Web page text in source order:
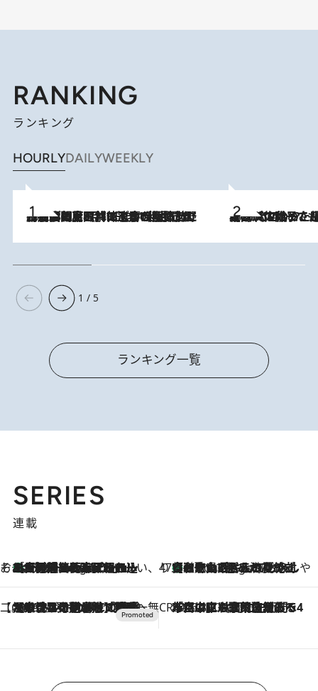
RANKING
ランキング
HOURLYDAILYWEEKLY
2026.8.8
「最後に見られてよかった」上野動物園の東園パンダ舎が解体前に特別公開。8月16日まで延長されたパネル展と共に辿る“半世紀”のパンダ飼育《解体工事の図面あり》 2026.8.5
【阿川佐和子さんの年とる力】なぜ70代で始めた趣味は“こんなに楽しい”のか？ ピアノ、俳句…スランプに陥っても続けられる“ある秘訣”とは
1 / 5
ランキング一覧
SERIES
連載
そおだよおこの関西おいしい、おやつ紀行9 Hours Ago
［大阪府箕面市］一皿一皿目の前で仕上げられる、料理を巧みに組み込んだアシェットデセールコース「ミチル アシェット デセール（Michiru assiette dessert）」 47都道府県の手みやげ ひんやりスイーツで夏を満喫
9 Hours Ago
【和歌山県】この夏絶対食べたい 冷やしておいしいおやつ3選 みかんがごろっと丸ごと入ったジュレ
【CREA×星野リゾート】唯一無二。癒しと発見が待つ場所へ
2026.8.7
【トンボの足水浴】ヒノキの香りに包まれて涼感マックス！約13℃の湧水かけ流しを避暑地「星野温泉 トンボの湯」で体験 CREA'S CHOICE
2026.8.7
「立川にも歌舞伎があるんだよ」 片岡仁左衛門・市川中車ら豪華座組みで4年目の立川立飛歌舞伎へ